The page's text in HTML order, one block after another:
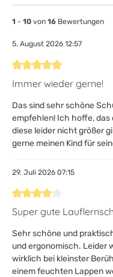
1 - 10 von 16 Bewertungen
5. August 2026 12:57
Bewertung mit 5 von 5
Immer wieder gerne!
Das sind sehr schöne
empfehlen! Ich hoffe, das
diese leider nicht größer
gerne meinen Kind für
29. Juli 2026 07:15
Bewertung mit 4 von 5
Super gute
Sehr schöne und
und ergonomisch. Leider
wirklich bei kleinster
einem feuchten Lappen